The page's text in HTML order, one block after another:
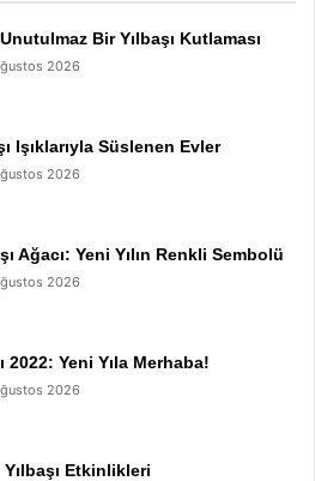
Bir Yılbaşı Kutlaması
2026
Işıklarıyla Süslenen Evler
2026
Ağacı: Yeni Yılın Renkli Sembolü
2026
2022: Yeni Yıla Merhaba!
2026
Etkinlikleri